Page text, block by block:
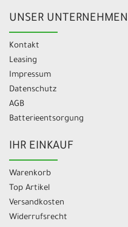
UNSER UNTERNEHMEN
Kontakt
Leasing
Impressum
Datenschutz
AGB
Batterieentsorgung
IHR EINKAUF
Warenkorb
Top Artikel
Versandkosten
Widerrufsrecht